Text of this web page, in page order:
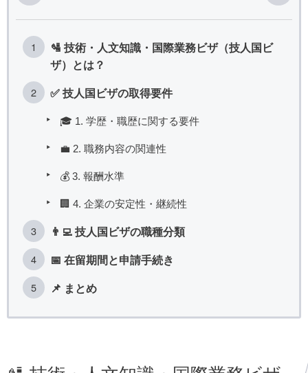
🛂 技術・人文知識・国際業務ビザ（技人国ビ
ザ）とは？
✅ 技人国ビザの取得要件
🎓 1. 学歴・職歴に関する要件
💼 2. 職務内容の関連性
💰 3. 報酬水準
🏢 4. 企業の安定性・継続性
👨‍💻 技人国ビザの職種分類
📅 在留期間と申請手続き
📌 まとめ